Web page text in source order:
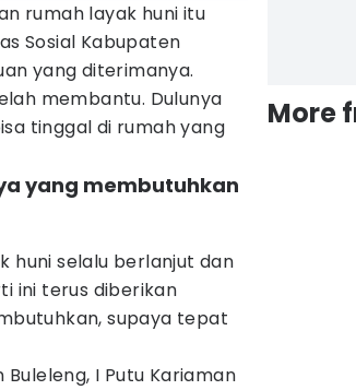
rumah layak huni itu
Sosial Kabupaten
yang diterimanya.
membantu. Dulunya
tinggal di rumah yang
yang membutuhkan
huni selalu berlanjut dan
ini terus diberikan
supaya tepat
I Putu Kariaman
More